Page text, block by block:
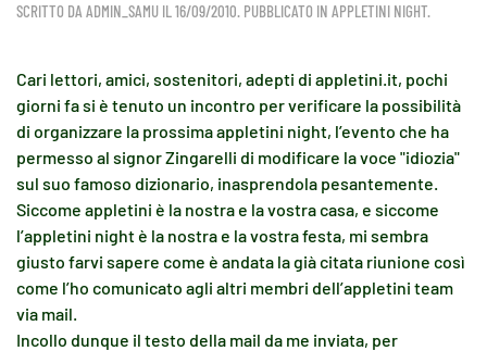
SCRITTO DA ADMIN_SAMU IL16/09/2010. PUBBLICATO IN APPLETINI NIGHT.
Cari lettori, amici, sostenitori, adepti di appletini.it, pochi
giorni fa si è tenuto un incontro per verificare la possibilità
di organizzare la prossima appletini night, l’evento che ha
permesso al signor Zingarelli di modificare la voce "idiozia"
sul suo famoso dizionario, inasprendola pesantemente.
Siccome appletini è la nostra e la vostra casa, e siccome
l’appletini night è la nostra e la vostra festa, mi sembra
giusto farvi sapere come è andata la già citata riunione così
come l’ho comunicato agli altri membri dell’appletini team
via mail.
Incollo dunque il testo della mail da me inviata, per